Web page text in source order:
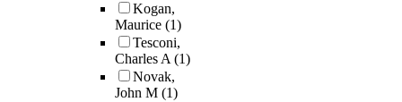
Kogan,
Maurice (1)
Tesconi,
Charles A(1)
Novak,
John M (1)